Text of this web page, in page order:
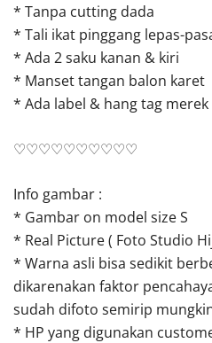
* Tanpa cutting dada
* Tali ikat pinggang lepas-
* Ada 2 saku kanan & kiri
* Manset tangan balon karet
* Ada label & hang tag
♡♡♡♡♡♡♡♡♡♡
Info gambar :
* Gambar on model size S
* Real Picture ( Foto Studio
* Warna asli bisa sedikit
dikarenakan faktor
sudah difoto semirip
* HP yang digunakan